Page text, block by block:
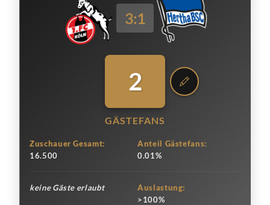
3:1
2
GÄSTEFANS
Zuschauer Gesamt:
16.500
Anteil Gästefans:
0.01%
keine Gäste erlaubt
Auslastung:
>100%